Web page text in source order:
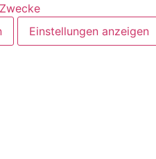
Einstellungen anzeigen